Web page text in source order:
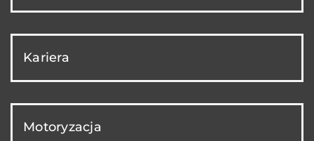
Kariera
Motoryzacja